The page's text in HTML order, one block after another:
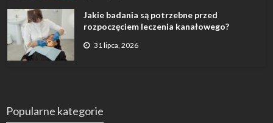
Jakie badania są potrzebne przed
rozpoczęciem leczenia kanałowego?
31 lipca, 2026
Popularne kategorie